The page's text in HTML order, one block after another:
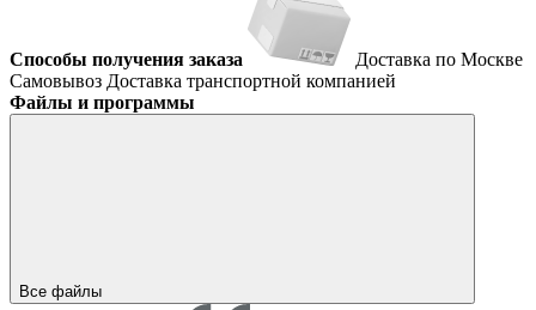
Способы получения заказа
Доставка по Москве
Самовывоз Доставка транспортной компанией
Файлы и программы
Все файлы